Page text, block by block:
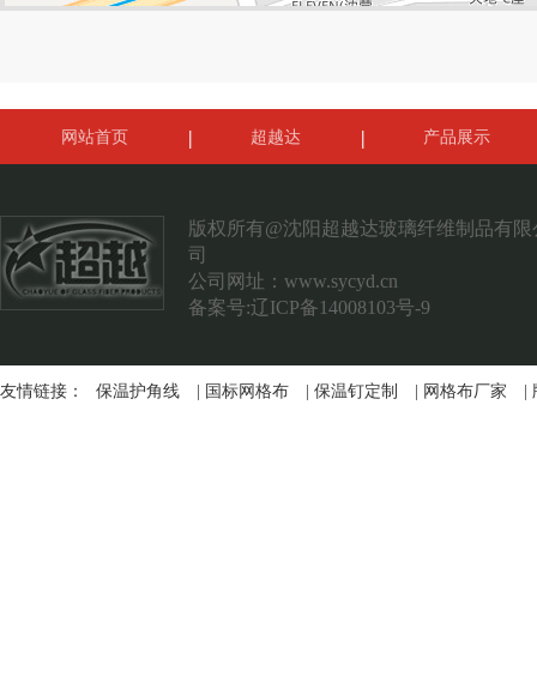
网站首页 超越达 产品展示
版权所有@沈阳超越达玻璃纤维制品有限
司
公司网址： www.sycyd.cn
备案号:辽ICP备14008103号-9
友情链接： 保温护角线 国标网格布 保温钉定制 网格布厂家 |